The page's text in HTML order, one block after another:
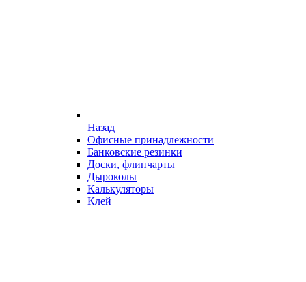
Назад
Офисные принадлежности
Банковские резинки
Доски, флипчарты
Дыроколы
Калькуляторы
Клей